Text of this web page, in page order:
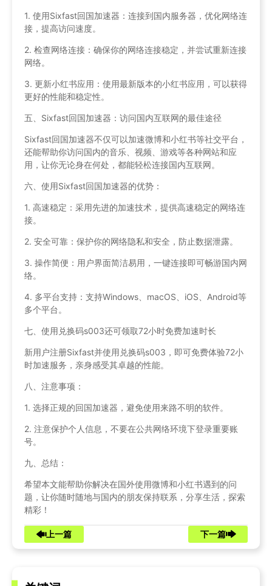
1. 使用Sixfast回国加速器：连接到国内服务器，优化网络连
接，提高访问速度。
2. 检查网络连接：确保你的网络连接稳定，并尝试重新连接
网络。
3. 更新小红书应用：使用最新版本的小红书应用，可以获得
更好的性能和稳定性。
五、Sixfast回国加速器：访问国内互联网的最佳途径
Sixfast回国加速器不仅可以加速微博和小红书等社交平台，
还能帮助你访问国内的音乐、视频、游戏等各种网站和应
用，让你无论身在何处，都能轻松连接国内互联网。
六、使用Sixfast回国加速器的优势：
1. 高速稳定：采用先进的加速技术，提供高速稳定的网络连
接。
2. 安全可靠：保护你的网络隐私和安全，防止数据泄露。
3. 操作简便：用户界面简洁易用，一键连接即可畅游国内网
络。
4. 多平台支持：支持Windows、macOS、iOS、Android等
多个平台。
七、使用兑换码s003还可领取72小时免费加速时长
新用户注册Sixfast并使用兑换码s003，即可免费体验72小
时加速服务，亲身感受其卓越的性能。
八、注意事项：
1. 选择正规的回国加速器，避免使用来路不明的软件。
2. 注意保护个人信息，不要在公共网络环境下登录重要账
号。
九、总结：
希望本文能帮助你解决在国外使用微博和小红书遇到的问
题，让你随时随地与国内的朋友保持联系，分享生活，探索
精彩！
上一篇 下一篇